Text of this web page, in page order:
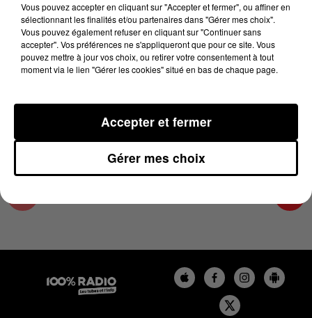
18 février 2025 - 1 min 14 sec
L'AGENDA DU PAYS CATALANS DU 18/02/2025
À 13H32
L'agenda du Pays catalan
Vous pouvez accepter en cliquant sur "Accepter et fermer", ou affiner en
sélectionnant les finalités et/ou partenaires dans "Gérer mes choix".
Vous pouvez également refuser en cliquant sur "Continuer sans
accepter". Vos préférences ne s'appliqueront que pour ce site. Vous
pouvez mettre à jour vos choix, ou retirer votre consentement à tout
moment via le lien "Gérer les cookies" situé en bas de chaque page.
Gérer mes choix
Accepter et fermer